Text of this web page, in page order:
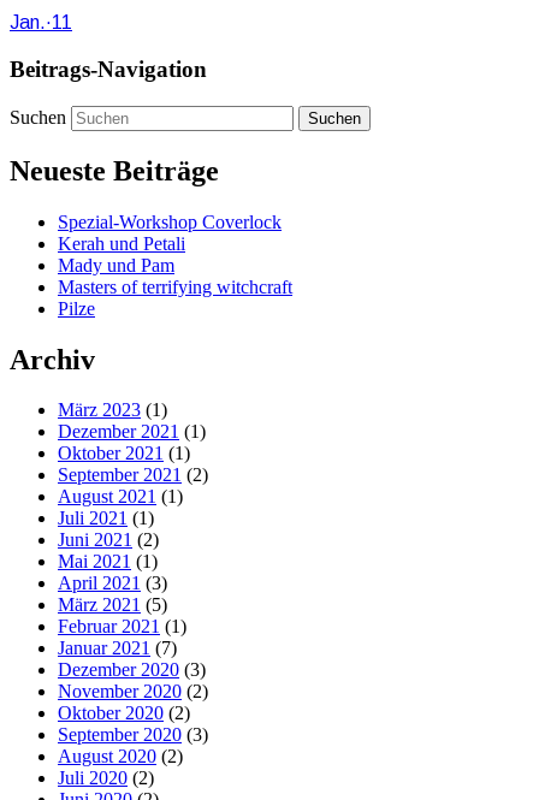
Jan.·11
Beitrags-Navigation
Suchen
Neueste Beiträge
Spezial-Workshop Coverlock
Kerah und Petali
Mady und Pam
Masters of terrifying witchcraft
Pilze
Archiv
März 2023 (1)
Dezember 2021 (1)
Oktober 2021 (1)
September 2021 (2)
August 2021 (1)
Juli 2021 (1)
Juni 2021 (2)
Mai 2021 (1)
April 2021 (3)
März 2021 (5)
Februar 2021 (1)
Januar 2021 (7)
Dezember 2020 (3)
November 2020 (2)
Oktober 2020 (2)
September 2020 (3)
August 2020 (2)
Juli 2020 (2)